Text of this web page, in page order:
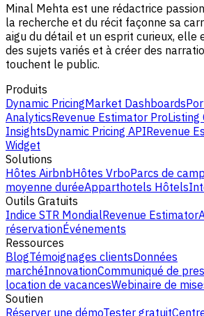
Minal Mehta est une rédactrice
la recherche et du récit façonne sa
aigu du détail et un esprit curieux, elle
des sujets variés et à créer des
touchent le public.
Produits
Dynamic PricingMarket Dashboards
AnalyticsRevenue Estimator ProListing
InsightsDynamic Pricing APIRevenue
Widget
Solutions
Hôtes AirbnbHôtes VrboParcs de
moyenne duréeApparthotels Hôtels
Outils Gratuits
Indice STR MondialRevenue Estimator
réservationÉvénements
Ressources
BlogTémoignages clientsDonnées
marchéInnovationCommuniqué de
location de vacancesWebinaire de
Soutien
Réserver une démoTester gratuit